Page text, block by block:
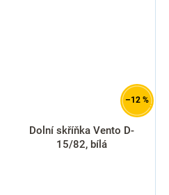
–12 %
Dolní skříňka Vento D-
15/82, bílá